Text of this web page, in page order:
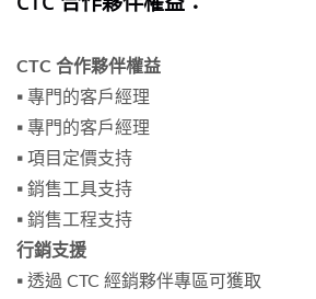
CTC 合作夥伴權益
▪ 專門的客戶經理
▪ 專門的客戶經理
▪ 項目定價支持
▪ 銷售工具支持
▪ 銷售工程支持
行銷支援
▪ 透過 CTC 經銷夥伴專區可獲取